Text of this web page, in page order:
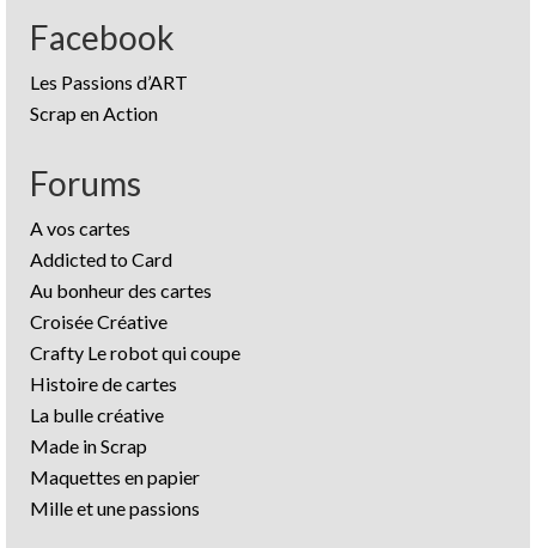
Facebook
Les Passions d’ART
Scrap en Action
Forums
A vos cartes
Addicted to Card
Au bonheur des cartes
Croisée Créative
Crafty Le robot qui coupe
Histoire de cartes
La bulle créative
Made in Scrap
Maquettes en papier
Mille et une passions